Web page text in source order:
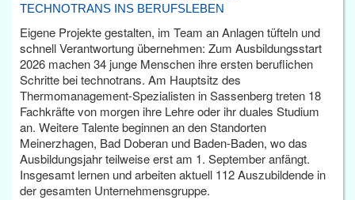
TECHNOTRANS INS BERUFSLEBEN
Eigene Projekte gestalten, im Team an Anlagen tüfteln und
schnell Verantwortung übernehmen: Zum Ausbildungsstart
2026 machen 34 junge Menschen ihre ersten beruflichen
Schritte bei technotrans. Am Hauptsitz des
Thermomanagement-Spezialisten in Sassenberg treten 18
Fachkräfte von morgen ihre Lehre oder ihr duales Studium
an. Weitere Talente beginnen an den Standorten
Meinerzhagen, Bad Doberan und Baden-Baden, wo das
Ausbildungsjahr teilweise erst am 1. September anfängt.
Insgesamt lernen und arbeiten aktuell 112 Auszubildende in
der gesamten Unternehmensgruppe.